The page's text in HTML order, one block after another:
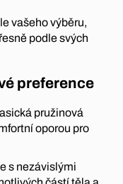
vašeho výběru,
podle svých
preference
pružinová
oporou pro
s nezávislými